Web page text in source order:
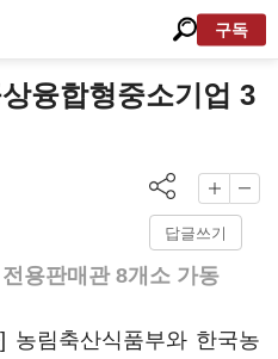
구독
융합형중소기업 3
답글쓰기
용판매관 8개소 가동
농림축산식품부와 한국농